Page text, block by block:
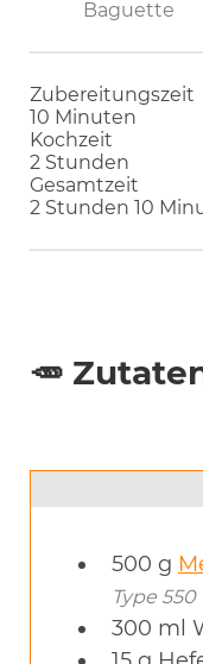
Baguette
Zubereitungszeit
10 Minuten
Minuten
Kochzeit
2 Stunden
Stunden
Gesamtzeit
2 Stunden
Stunden 10
🥕
500 g
Type 550
300 ml